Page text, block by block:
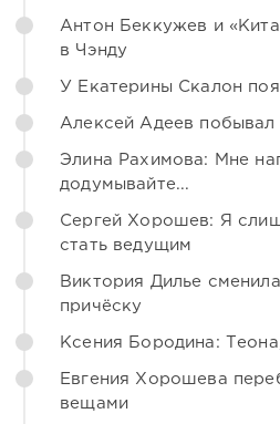
Антон Беккужев и
в Чэнду
У Екатерины Скалон
Алексей Адеев побывал
Элина Рахимова: Мне
додумывайте...
Сергей Хорошев: Я
стать ведущим
Виктория Дилье
причёску
Ксения Бородина:
Евгения Хорошева
вещами